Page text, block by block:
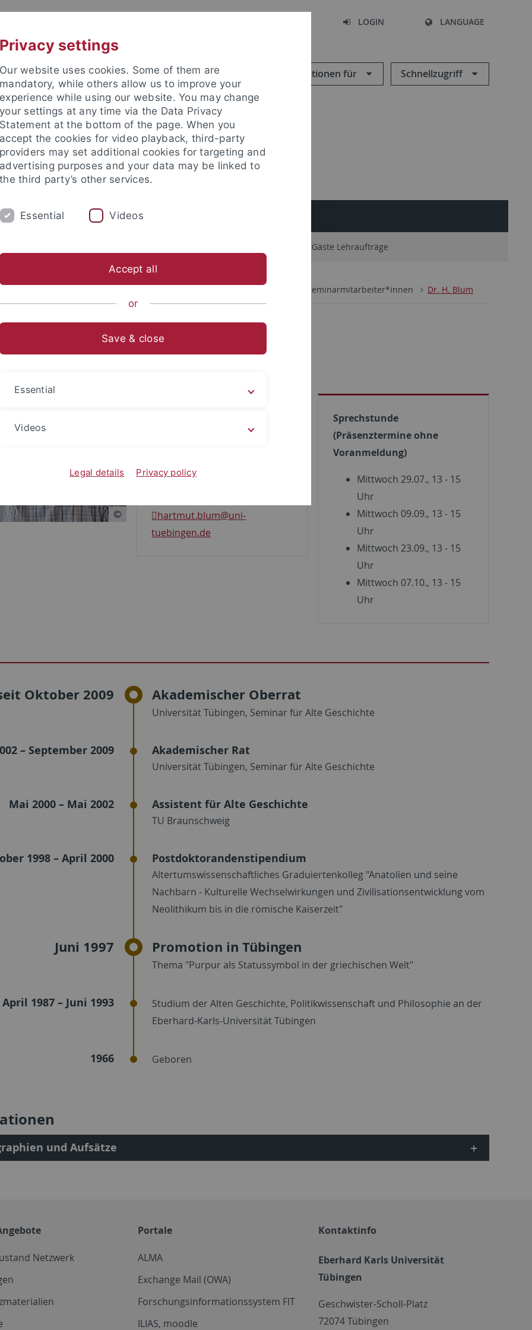
LOGIN LANGUAGE
Informationen für Schnellzugriff
FORSCHUNG
Projekte Gäste Lehraufträge
Seminarmitarbeiter*innen Dr. H. Blum
Blum
hartmut.blum@uni-
tuebingen.de
Sprechstunde
(Präsenztermine ohne
Voranmeldung)
Mittwoch 29.07., 13 - 15
Uhr
Mittwoch 09.09., 13 - 15
Uhr
Mittwoch 23.09., 13 - 15
Uhr
Mittwoch 07.10., 13 - 15
Uhr
Oktober 2009 Akademischer Oberrat
Universität Tübingen, Seminar für Alte Geschichte
– September 2009 Akademischer Rat
Universität Tübingen, Seminar für Alte Geschichte
Mai 2000 – Mai 2002 Assistent für Alte Geschichte
TU Braunschweig
1998 – April 2000 Postdoktorandenstipendium
Altertumswissenschaftliches Graduiertenkolleg "Anatolien und seine
Nachbarn - Kulturelle Wechselwirkungen und Zivilisationsentwicklung vom
Neolithikum bis in die römische Kaiserzeit"
Juni 1997 Promotion in Tübingen
Thema "Purpur als Statussymbol in der griechischen Welt"
April 1987 – Juni 1993
Studium der Alten Geschichte, Politikwissenschaft und Philosophie an der
Eberhard-Karls-Universität Tübingen
1966 Geboren
und Aufsätze
Netzwerk
Portale
ALMA
Exchange Mail (OWA)
Forschungsinformationssystem FIT
ILIAS, moodle
Kontaktinfo
Eberhard Karls Universität
Tübingen
Geschwister-Scholl-Platz
72074 Tübingen
Privacy settings
Our website uses cookies. Some of them are
mandatory, while others allow us to improve your
experience while using our website. You may change
your settings at any time via the Data Privacy
Statement at the bottom of the page. When you
accept the cookies for video playback, third-party
providers may set additional cookies for targeting and
advertising purposes and your data may be linked to
the third party’s other services.
Essential Videos
Accept all
or
Save & close
Essential
Videos
Legal details Privacy policy